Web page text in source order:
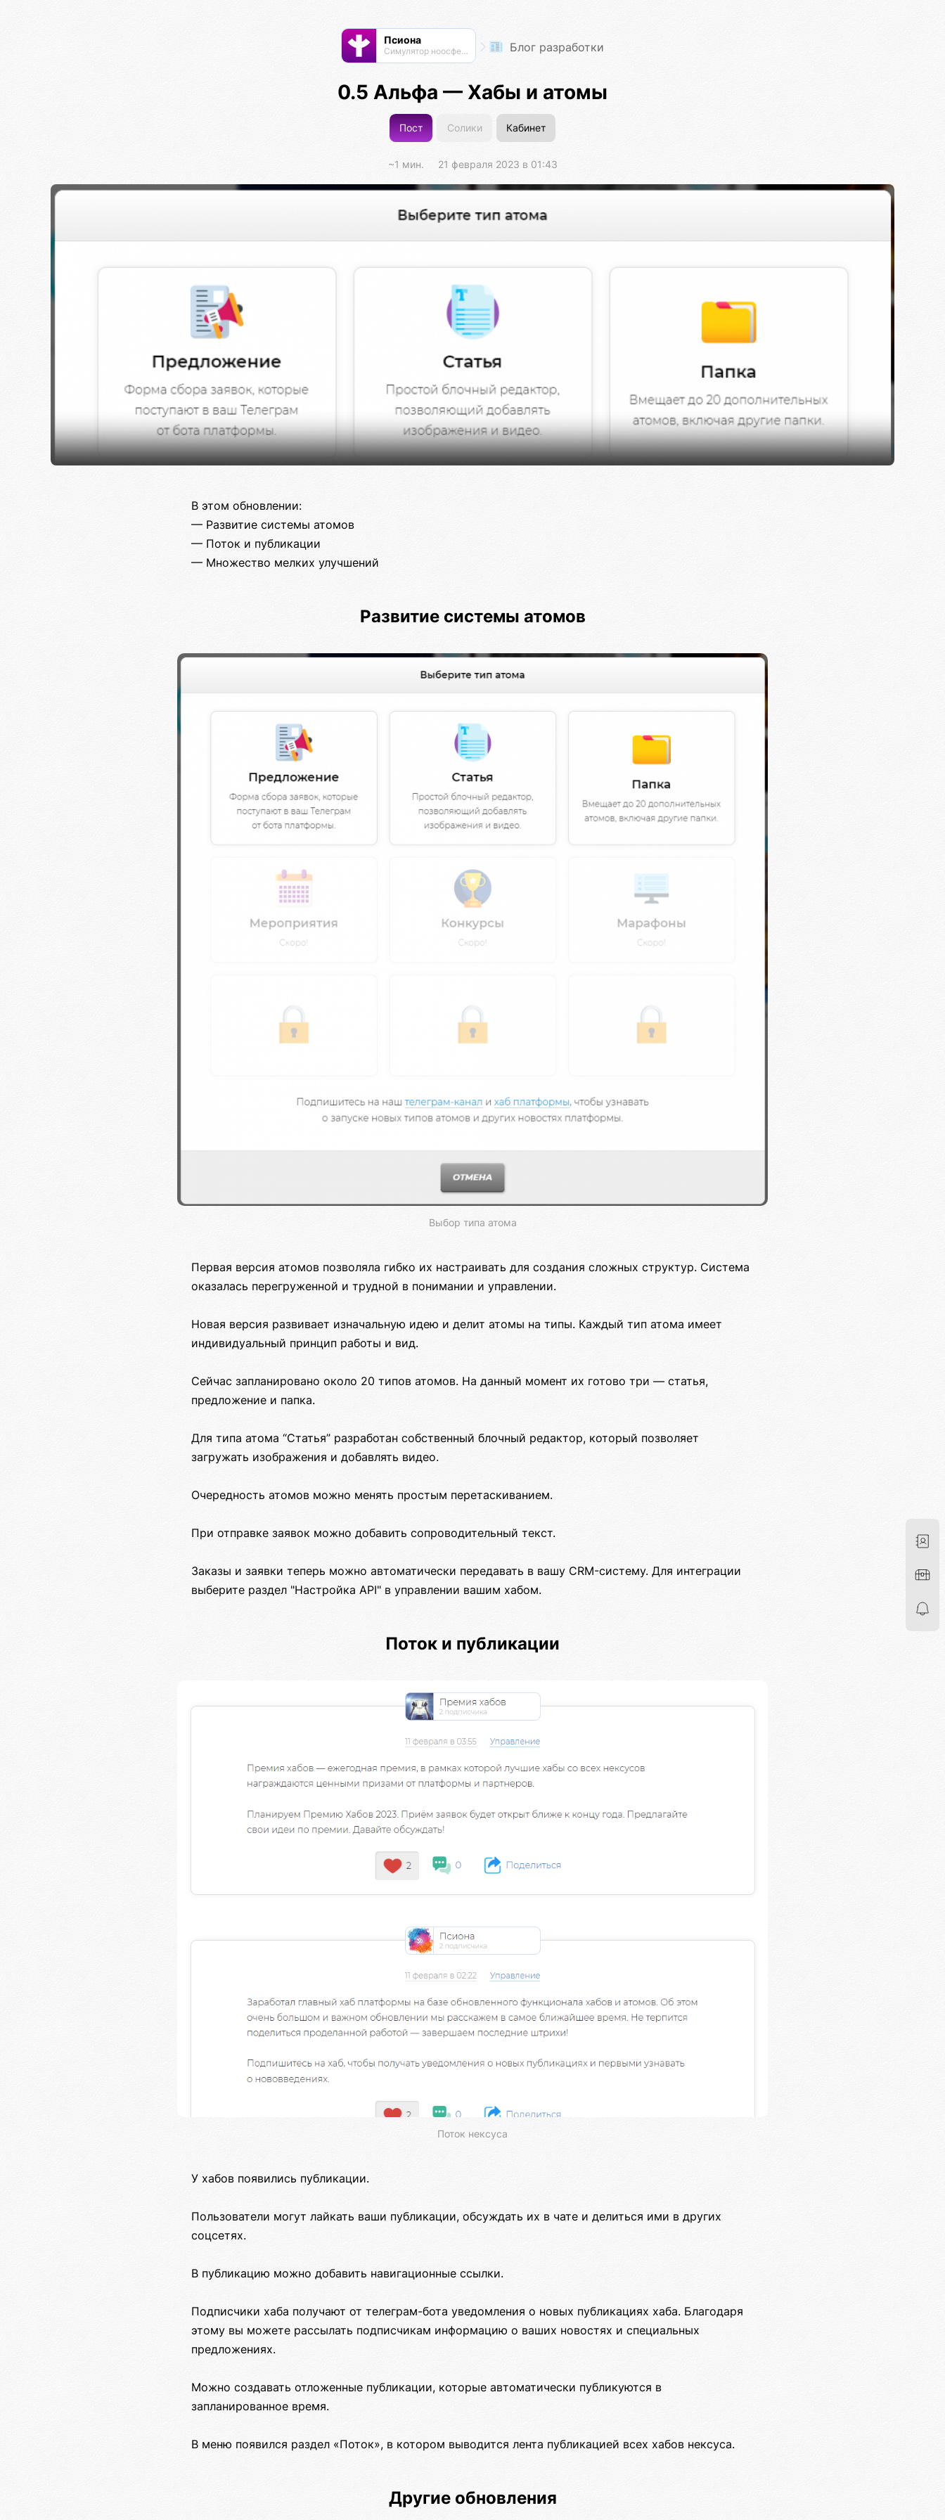
Псиона
Cимулятор ноосферы Блог разработки
0.5 Альфа — Хабы и атомы
Пост Солики Кабинет
~1 мин. 21 февраля 2023 в 01:43
В этом обновлении:
— Развитие системы атомов
— Поток и публикации
— Множество мелких улучшений
Развитие системы атомов
Выбор типа атома
Первая версия атомов позволяла гибко их настраивать для создания сложных структур. Система
оказалась перегруженной и трудной в понимании и управлении.
Новая версия развивает изначальную идею и делит атомы на типы. Каждый тип атома имеет
индивидуальный принцип работы и вид.
Сейчас запланировано около 20 типов атомов. На данный момент их готово три — статья,
предложение и папка.
Для типа атома “Статья” разработан собственный блочный редактор, который позволяет
загружать изображения и добавлять видео.
Очередность атомов можно менять простым перетаскиванием.
При отправке заявок можно добавить сопроводительный текст.
Заказы и заявки теперь можно автоматически передавать в вашу CRM-систему. Для интеграции
выберите раздел "Настройка API" в управлении вашим хабом.
Поток и публикации
Поток нексуса
У хабов появились публикации.
Пользователи могут лайкать ваши публикации, обсуждать их в чате и делиться ими в других
соцсетях.
В публикацию можно добавить навигационные ссылки.
Подписчики хаба получают от телеграм-бота уведомления о новых публикациях хаба. Благодаря
этому вы можете рассылать подписчикам информацию о ваших новостях и специальных
предложениях.
Можно создавать отложенные публикации, которые автоматически публикуются в
запланированное время.
В меню появился раздел «Поток», в котором выводится лента публикацией всех хабов нексуса.
Другие обновления